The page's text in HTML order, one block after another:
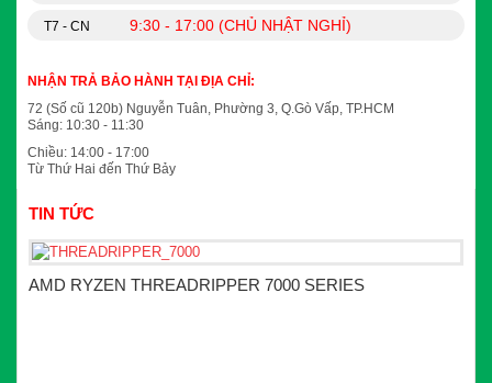
T7 - CN 9:30 - 17:00 (CHỦ NHẬT NGHỈ)
NHẬN TRẢ BẢO HÀNH TẠI ĐỊA CHỈ:
72 (Số cũ 120b) Nguyễn Tuân, Phường 3, Q.Gò Vấp, TP.HCM
Sáng: 10:30 - 11:30
Chiều: 14:00 - 17:00
Từ Thứ Hai đến Thứ Bảy
TIN TỨC
AMD RYZEN THREADRIPPER 7000 SERIES